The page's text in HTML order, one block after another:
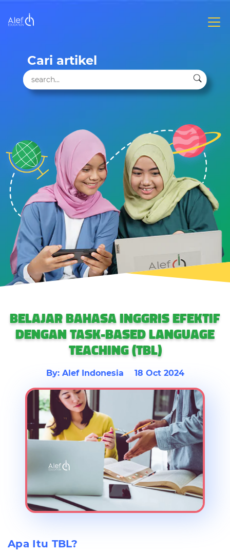
Cari artikel
BELAJAR BAHASA INGGRIS EFEKTIF
DENGAN TASK-BASED LANGUAGE
TEACHING (TBL)
By: Alef Indonesia 18 Oct 2024
Apa Itu TBL?